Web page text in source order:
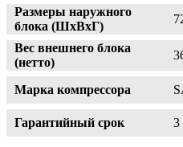
Размеры наружного
блока (ШxВxГ)
Вес внешнего блока
(нетто)
Марка компрессора
Гарантийный срок 3